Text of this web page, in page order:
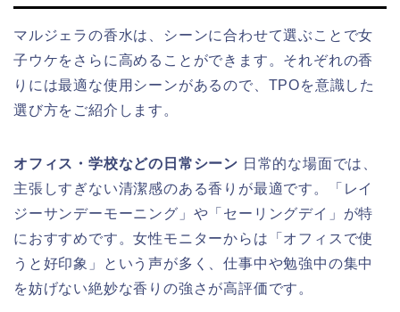
マルジェラの香水は、シーンに合わせて選ぶことで女
子ウケをさらに高めることができます。それぞれの香
りには最適な使用シーンがあるので、TPOを意識した
選び方をご紹介します。
オフィス・学校などの日常シーン 日常的な場面では、
主張しすぎない清潔感のある香りが最適です。「レイ
ジーサンデーモーニング」や「セーリングデイ」が特
におすすめです。女性モニターからは「オフィスで使
うと好印象」という声が多く、仕事中や勉強中の集中
を妨げない絶妙な香りの強さが高評価です。